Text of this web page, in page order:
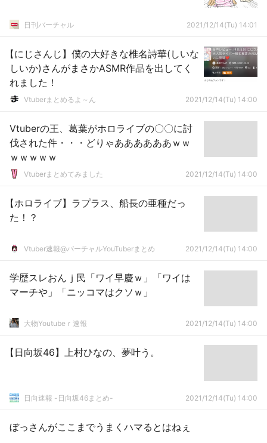
日刊バーチャル 2021/12/14(Tu) 14:01
【にじさんじ】僕の大好きな椎名詩華(しいな
しいか)さんがまさかASMR作品を出してく
れました！
Vtuberまとめるよ～ん 2021/12/14(Tu) 14:00
Vtuberの王、葛葉がホロライブの〇〇に討
伐された件・・・どりゃああああああｗｗ
ｗｗｗｗｗ
Vtuberまとめてみました 2021/12/14(Tu) 14:00
【ホロライブ】ラプラス、船長の亜種だっ
た！？
Vtuber速報@バーチャルYouTuberまとめ 2021/12/14(Tu) 14:00
学歴スレおんｊ民「ワイ早慶ｗ」「ワイは
マーチや」「ニッコマはクソｗ」
大物Youtubeｒ速報 2021/12/14(Tu) 14:00
【日向坂46】上村ひなの、夢叶う。
日向速報 -日向坂46まとめ- 2021/12/14(Tu) 14:00
ぼっさんがここまでうまくハマるとはねぇ